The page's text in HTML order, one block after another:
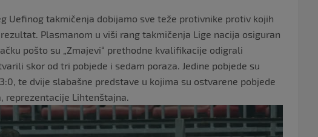
Uefinog takmičenja dobijamo sve teže protivnike protiv kojih
Plasmanom u viši rang takmičenja Lige nacija osiguran
pošto su „Zmajevi“ prethodne kvalifikacije odigrali
skor od tri pobjede i sedam poraza. Jedine pobjede su
te dvije slabašne predstave u kojima su ostvarene pobjede
reprezentacije Lihtenštajna.